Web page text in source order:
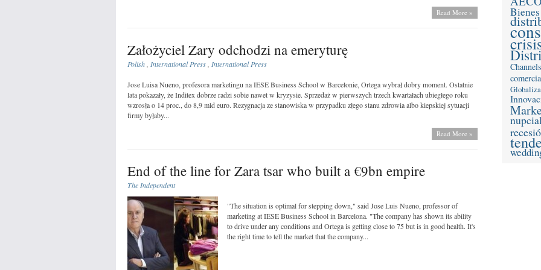
Read More »
Założyciel Zary odchodzi na emeryturę
Polish International Press International Press
Jose Luisa Nueno, profesora marketingu na IESE Business School w Barcelonie, Ortega wybrał dobry moment. Ostatnie
lata pokazały, że Inditex dobrze radzi sobie nawet w kryzysie. Sprzedaż w pierwszych trzech kwartałach ubiegłego roku
wzrosła o 14 proc., do 8,9 mld euro. Rezygnacja ze stanowiska w przypadku złego stanu zdrowia albo kiepskiej sytuacji
firmy byłaby...
Read More »
End of the line for Zara tsar who built a €9bn empire
The Independent
"The situation is optimal for stepping down," said Jose Luis Nueno, professor of
marketing at IESE Business School in Barcelona. "The company has shown its ability
to drive under any conditions and Ortega is getting close to 75 but is in good health. It's
the right time to tell the market that the company...